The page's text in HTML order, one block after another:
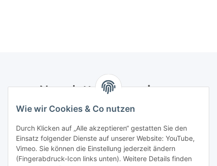
Wie wir Cookies & Co nutzen
Durch Klicken auf „Alle akzeptieren“ gestatten Sie den
Einsatz folgender Dienste auf unserer Website: YouTube,
Vimeo. Sie können die Einstellung jederzeit ändern
(Fingerabdruck-Icon links unten). Weitere Details finden
Newsletter Abonnieren
Bitte senden Sie mir entsprechend Ihrer
Informationen zu Ihrem Produktsortiment per E-Mail zu.
Abonnieren